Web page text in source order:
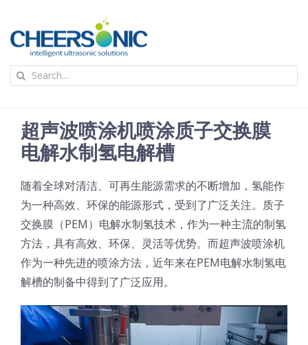
content
应用
超声波设备
技术及原理
氢能技术科普
光伏技术科普
新闻
联系我们
Search
超声波喷涂机喷涂质子交换膜
电解水制氢电解槽
随着全球对清洁、可再生能源需求的不断增加，氢能作
为一种高效、环保的能源形式，受到了广泛关注。质子
交换膜（PEM）电解水制氢技术，作为一种主流的制氢
方法，具有高效、环保、灵活等优势。而超声波喷涂机
作为一种先进的喷涂方法，近年来在PEM电解水制氢电
解槽的制备中得到了广泛应用。